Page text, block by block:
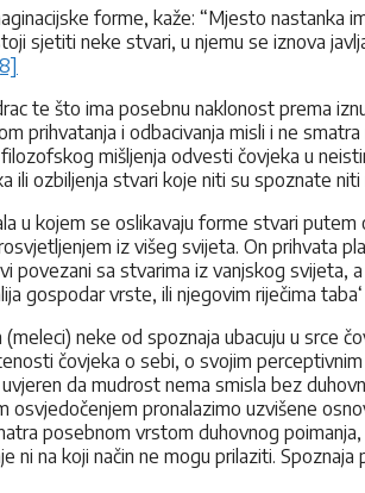
forme, kaže: “Mjesto nastanka
sjetiti neke stvari, u njemu se iznova
te što ima posebnu naklonost prema
prihvatanja i odbacivanja misli i ne
mišljenja odvesti čovjeka u
ozbiljenja stvari koje niti su spoznate
kojem se oslikavaju forme stvari
iz višeg svijeta. On prihvata
sa stvarima iz vanjskog svijeta,
gospodar vrste, ili njegovim riječima
neke od spoznaja ubacuju u srce
čovjeka o sebi, o svojim
da mudrost nema smisla bez
osvjedočenjem pronalazimo uzvišene
posebnom vrstom duhovnog
na koji način ne mogu prilaziti.